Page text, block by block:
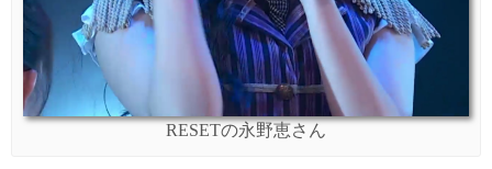
RESETの永野恵さん